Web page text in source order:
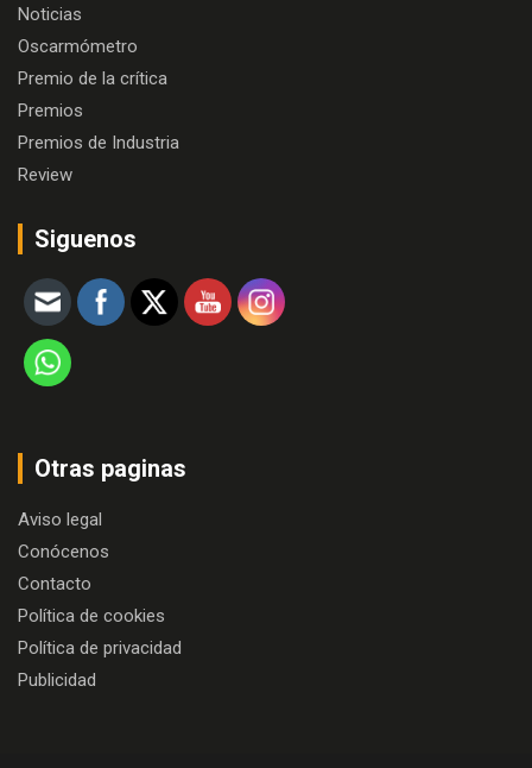
Noticias
Oscarmómetro
Premio de la crítica
Premios
Premios de Industria
Review
Siguenos
Otras paginas
Aviso legal
Conócenos
Contacto
Política de cookies
Política de privacidad
Publicidad